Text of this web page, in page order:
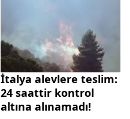
İtalya alevlere teslim:
24 saattir kontrol
altına alınamadı!